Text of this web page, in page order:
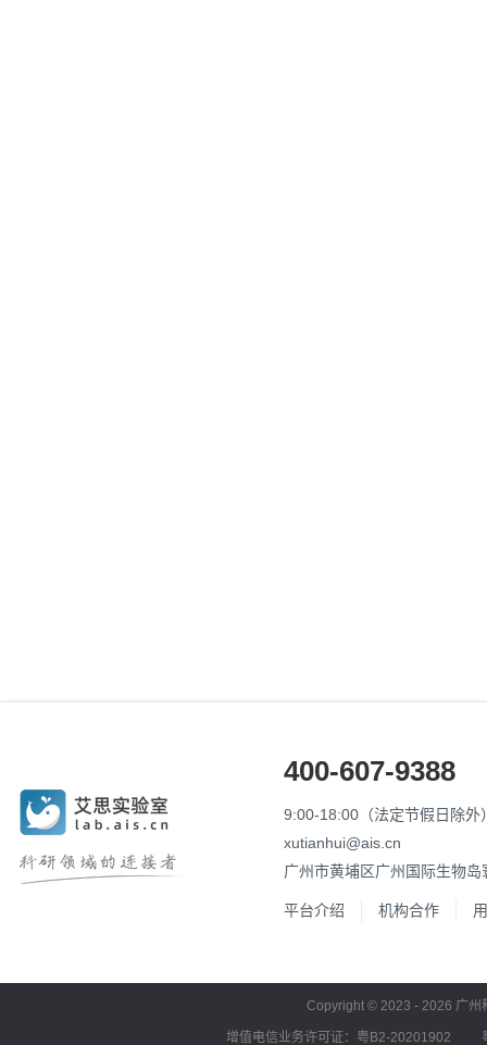
400-607-9388
9:00-18:00（法定节假日除外
xutianhui@ais.cn
广州市黄埔区广州国际生物
平台介绍 机构合作
Copyright © 2023 - 2026 广州
增值电信业务许可证：粤B2-20201902